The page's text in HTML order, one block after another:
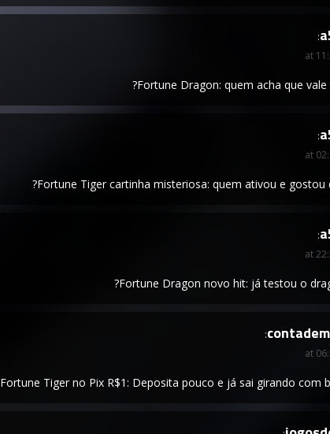
Fortune Dragon: quem acha que vale
Fortune Tiger cartinha misteriosa: quem ativou e gostou
Fortune Dragon novo hit: já testou o
Fortune Tiger no Pix R$1: Deposita pouco e já sai girando com